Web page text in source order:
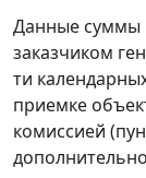
Данные суммы
заказчиком
ти
приемке
комиссией